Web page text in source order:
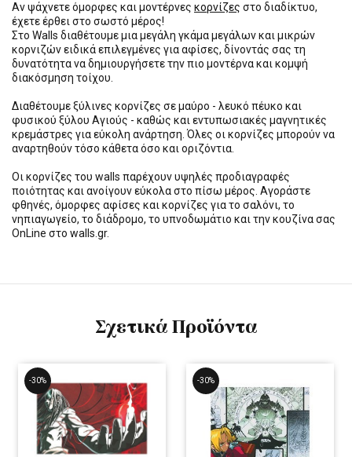
Αν ψάχνετε όμορφες και μοντέρνες κορνίζες στο διαδίκτυο,
έχετε έρθει στο σωστό μέρος!
Στο Walls διαθέτουμε μια μεγάλη γκάμα μεγάλων και μικρών
κορνιζών ειδικά επιλεγμένες για αφίσες, δίνοντάς σας τη
δυνατότητα να δημιουργήσετε την πιο μοντέρνα και κομψή
διακόσμηση τοίχου.
Διαθέτουμε ξύλινες κορνίζες σε μαύρο - λευκό πέυκο και
φυσικού ξύλου Αγιούς - καθώς και εντυπωσιακές μαγνητικές
κρεμάστρες για εύκολη ανάρτηση. Όλες οι κορνίζες μπορούν να
αναρτηθούν τόσο κάθετα όσο και οριζόντια.
Οι κορνίζες του walls παρέχουν υψηλές προδιαγραφές
ποιότητας και ανοίγουν εύκολα στο πίσω μέρος. Αγοράστε
φθηνές, όμορφες αφίσες και κορνίζες για το σαλόνι, το
νηπιαγωγείο, το διάδρομο, το υπνοδωμάτιο και την κουζίνα σας
OnLine στο walls.gr.
Σχετικά Προϊόντα
-30% -30%